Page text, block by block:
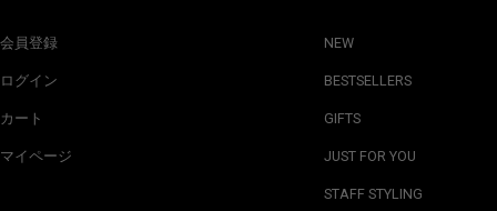
会員登録
ログイン
カート
マイページ
NEW
BESTSELLERS
GIFTS
JUST FOR YOU
STAFF STYLING